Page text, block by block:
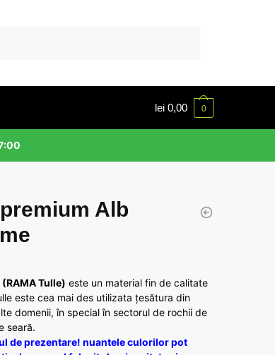
lei 0,00 0
Alb
Tulle) este un material fin de calitate
este cea mai des utilizata țesătura din
domenii, în special în sectorul de rochii de
seară.
de prezentare! nuantele culorilor pot